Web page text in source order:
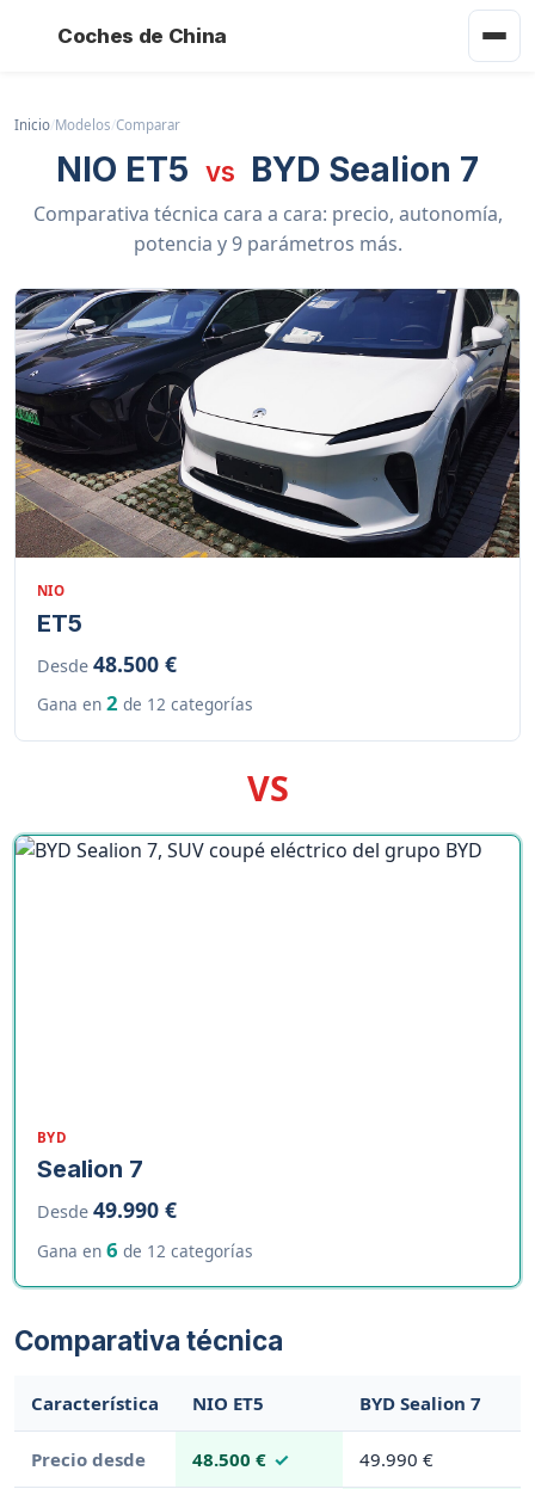
Coches de China
Inicio/Modelos/Comparar
NIO ET5 vs BYD Sealion 7
Comparativa técnica cara a cara: precio, autonomía,
potencia y 9 parámetros más.
NIO
ET5
Desde 48.500 €
Gana en 2 de 12 categorías
VS
BYD
Sealion 7
Desde 49.990 €
Gana en 6 de 12 categorías
Comparativa técnica
Característica NIO ET5 BYD Sealion 7
Precio desde 48.500 € 49.990 €